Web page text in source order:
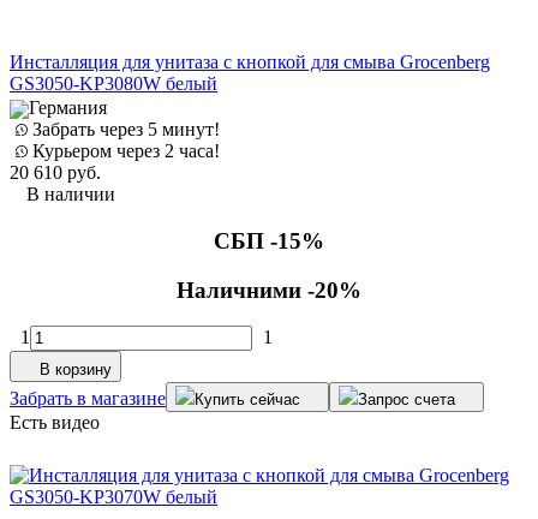
Инсталляция для унитаза с кнопкой для смыва Grocenberg
GS3050-KP3080W белый
Германия
Забрать через 5 минут!
Курьером через 2 часа!
20 610 руб.
В наличии
СБП -15%
Наличними -20%
1 1
В корзину
Забрать в магазине Купить сейчас Запрос счета
Есть видео